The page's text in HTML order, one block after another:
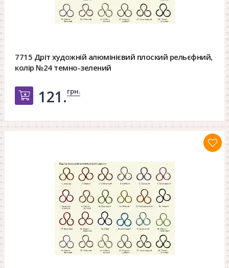
7715 Дріт художній алюмінієвий плоский рельєфний,
колір №24 темно-зелений
Добавить в корзину
121.грн.